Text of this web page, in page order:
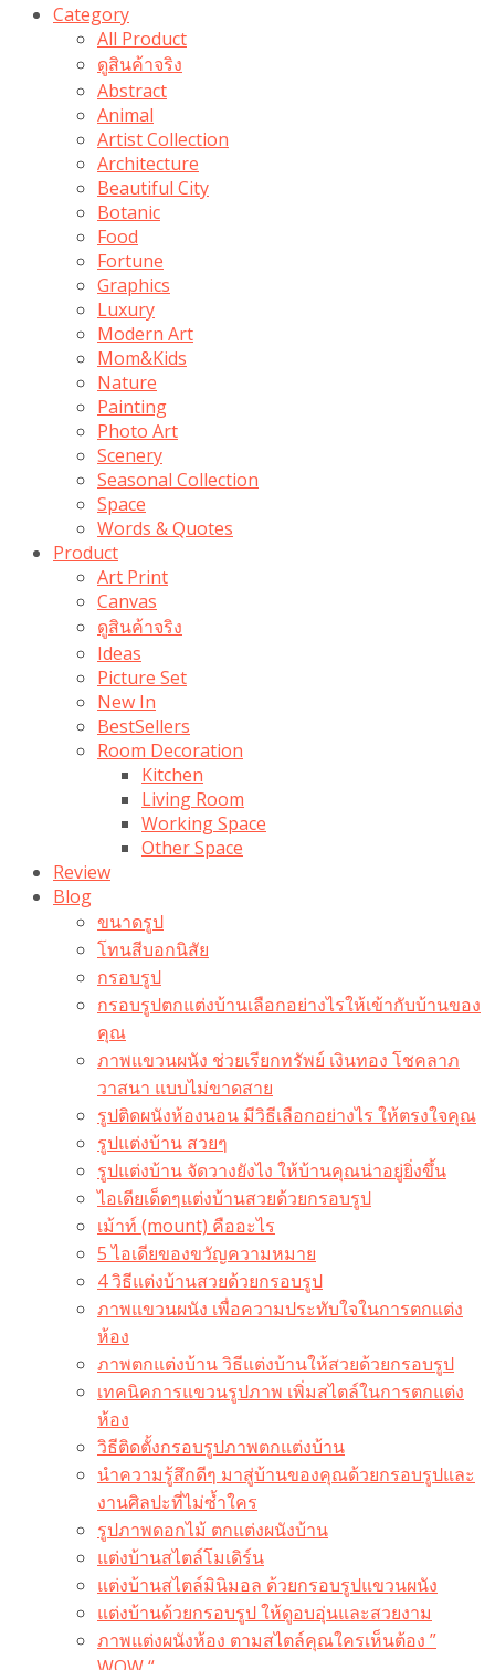
Category
All Product
ดูสินค้าจริง
Abstract
Animal
Artist Collection
Architecture
Beautiful City
Botanic
Food
Fortune
Graphics
Luxury
Modern Art
Mom&Kids
Nature
Painting
Photo Art
Scenery
Seasonal Collection
Space
Words & Quotes
Product
Art Print
Canvas
ดูสินค้าจริง
Ideas
Picture Set
New In
BestSellers
Room Decoration
Kitchen
Living Room
Working Space
Other Space
Review
Blog
ขนาดรูป
โทนสีบอกนิสัย
กรอบรูป
กรอบรูปตกแต่งบ้านเลือกอย่างไรให้เข้ากับบ้านของ
คุณ
ภาพแขวนผนัง ช่วยเรียกทรัพย์ เงินทอง โชคลาภ
วาสนา แบบไม่ขาดสาย
รูปติดผนังห้องนอน มีวิธีเลือกอย่างไร ให้ตรงใจคุณ
รูปแต่งบ้าน สวยๆ
รูปแต่งบ้าน จัดวางยังไง ให้บ้านคุณน่าอยู่ยิ่งขึ้น
ไอเดียเด็ดๆแต่งบ้านสวยด้วยกรอบรูป
เม้าท์ (mount) คืออะไร​
5 ไอเดียของขวัญความหมาย
4 วิธีแต่งบ้านสวยด้วยกรอบรูป
ภาพแขวนผนัง เพื่อความประทับใจในการตกแต่ง
ห้อง
ภาพตกแต่งบ้าน วิธีแต่งบ้านให้สวยด้วยกรอบรูป
เทคนิคการแขวนรูปภาพ เพิ่มสไตล์ในการตกแต่ง
ห้อง
วิธีติดตั้งกรอบรูปภาพตกแต่งบ้าน
นำความรู้สึกดีๆ มาสู่บ้านของคุณด้วยกรอบรูปและ
งานศิลปะที่ไม่ซ้ำใคร
รูปภาพดอกไม้ ตกแต่งผนังบ้าน
แต่งบ้านสไตล์โมเดิร์น
แต่งบ้านสไตล์มินิมอล ด้วยกรอบรูปแขวนผนัง
แต่งบ้านด้วยกรอบรูป ให้ดูอบอุ่นและสวยงาม
ภาพแต่งผนังห้อง ตามสไตล์คุณใครเห็นต้อง ”